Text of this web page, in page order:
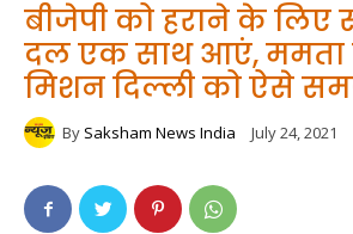
बीजेपी को हराने के लिए
दल एक साथ आएं, ममता
मिशन दिल्ली को ऐसे
By Saksham News India July 24, 2021